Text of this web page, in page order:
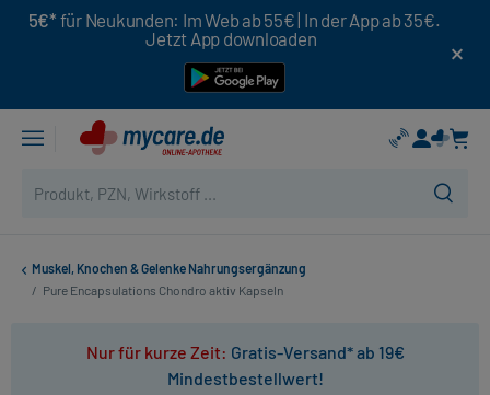
5€* für Neukunden: Im Web ab 55€ | In der App ab 35€.
Jetzt App downloaden
Muskel, Knochen & Gelenke Nahrungsergänzung
/ Pure Encapsulations Chondro aktiv Kapseln
Nur für kurze Zeit: Gratis-Versand* ab 19€
Mindestbestellwert!